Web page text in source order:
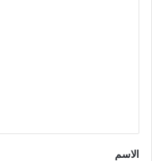
*
الاسم